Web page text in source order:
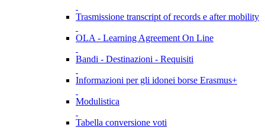
Trasmissione transcript of records e after mobility
OLA - Learning Agreement On Line
Bandi - Destinazioni - Requisiti
Informazioni per gli idonei borse Erasmus+
Modulistica
Tabella conversione voti